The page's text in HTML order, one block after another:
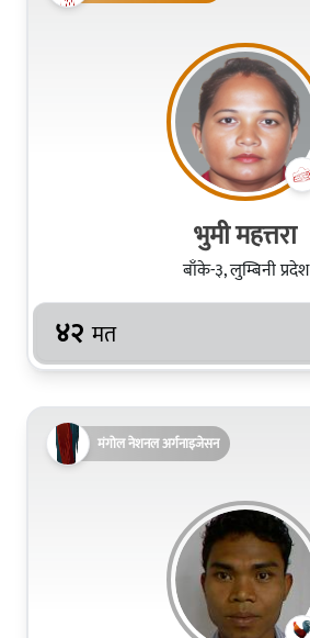
भुमी महत्तरा
बाँके-३, लुम्बिनी प्रदेश
४२ मत
मंगोल नेशनल अर्गनाइजेसन